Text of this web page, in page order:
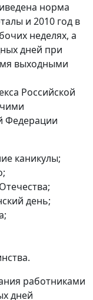
норма
и 2010 год в
неделях, а
дней при
выходными
Российской
Федерации
каникулы;
день;
работниками
дней